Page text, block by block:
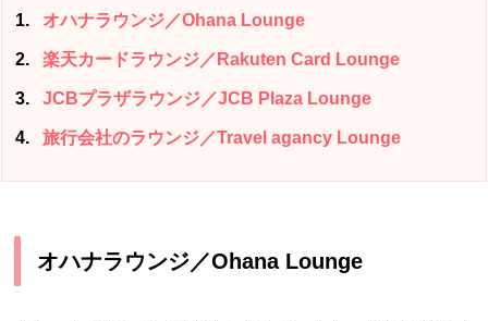
1 オハナラウンジ／Ohana Lounge
2 楽天カードラウンジ／Rakuten Card Lounge
3 JCBプラザラウンジ／JCB Plaza Lounge
4 旅行会社のラウンジ／Travel agancy Lounge
オハナラウンジ／Ohana Lounge